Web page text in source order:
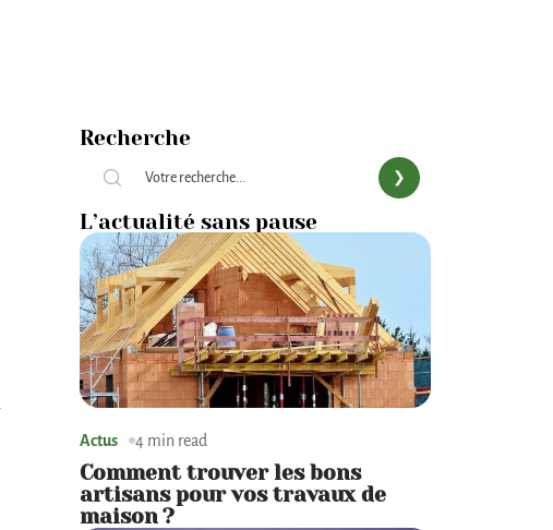
Recherche
L’actualité sans pause
Actus 4 min read
Comment trouver les bons
artisans pour vos travaux de
maison ?